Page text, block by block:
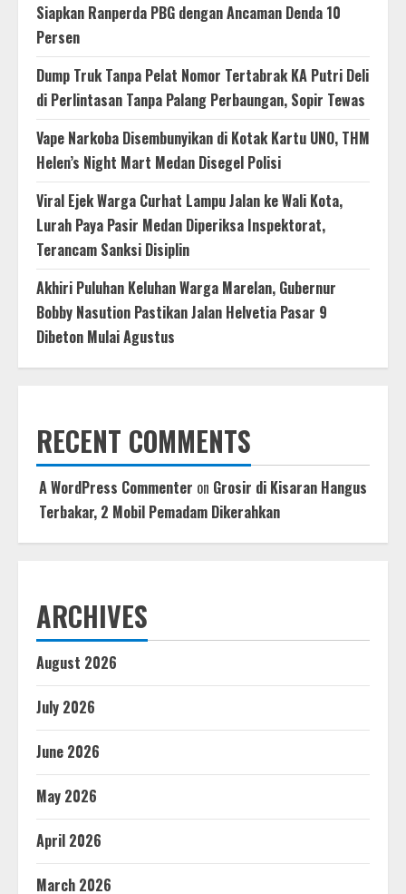
Siapkan Ranperda PBG dengan Ancaman Denda 10
Persen
Dump Truk Tanpa Pelat Nomor Tertabrak KA Putri Deli
di Perlintasan Tanpa Palang Perbaungan, Sopir Tewas
Vape Narkoba Disembunyikan di Kotak Kartu UNO, THM
Helen’s Night Mart Medan Disegel Polisi
Viral Ejek Warga Curhat Lampu Jalan ke Wali Kota,
Lurah Paya Pasir Medan Diperiksa Inspektorat,
Terancam Sanksi Disiplin
Akhiri Puluhan Keluhan Warga Marelan, Gubernur
Bobby Nasution Pastikan Jalan Helvetia Pasar 9
Dibeton Mulai Agustus
RECENT COMMENTS
A WordPress Commenter on Grosir di Kisaran Hangus
Terbakar, 2 Mobil Pemadam Dikerahkan
ARCHIVES
August 2026
July 2026
June 2026
May 2026
April 2026
March 2026